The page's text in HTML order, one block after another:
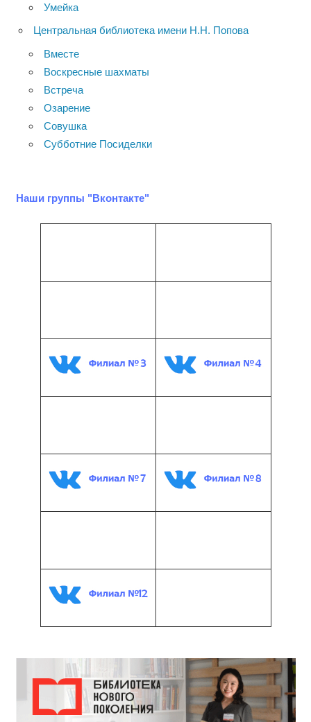
Умейка
Центральная библиотека имени Н.Н. Попова
Вместе
Воскресные шахматы
Встреча
Озарение
Совушка
Субботние Посиделки
Наши группы "Вконтакте"